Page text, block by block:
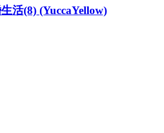
活(8) (YuccaYellow)